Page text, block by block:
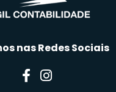
nas Redes Sociais